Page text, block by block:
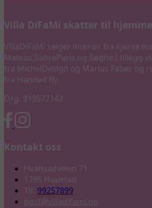
Villa DiFaMi skatter til
VillaDiFaMi selger interiør fra kjente
Mateus,SabreParis og Søgne.I tillegg
fra MichelDesign og Marius Faber og
fra Handed By.
Org. 919577142
Kontakt oss
Hvalstadveien 71
1395 Hvalstad
Tlf: 99257899
post@villadifami.no